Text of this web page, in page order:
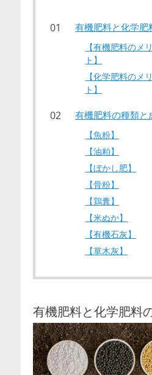
有機肥料と化学肥
【有機肥料のメ
ト】
【化学肥料のメ
ト】
有機肥料の種類と
【魚粉】
【油粕】
【ぼかし肥】
【骨粉】
【鶏糞】
【米ぬか】
【有機石灰】
【草木灰】
有機肥料と化学肥料